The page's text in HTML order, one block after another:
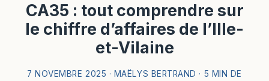
CA35 : tout comprendre sur
le chiffre d’affaires de l’Ille-
et-Vilaine
7 NOVEMBRE 2025 · MAËLYS BERTRAND · 5 MIN DE